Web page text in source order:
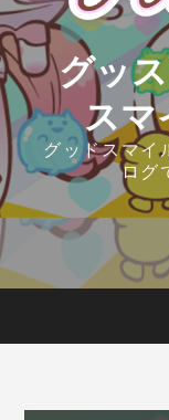
グッ
スマ
グッドスマイ
ログ